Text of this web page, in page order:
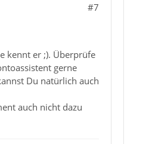
#7
kennt er ;). Überprüfe
gerne
Du natürlich auch
auch nicht dazu